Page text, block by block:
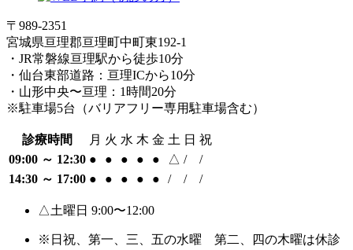
〒989-2351
宮城県亘理郡亘理町中町東192-1
・JR常磐線亘理駅から徒歩10分
・仙台東部道路：亘理ICから10分
・山形中央〜亘理：1時間20分
※駐車場5台（バリアフリー専用駐車場含む）
診療時間 月 火 水 木 金 土 日 祝
09:00 ～ 12:30 ● ● ● ● ● △ /
/
14:30 ～ 17:00 ● ● ● ● ● / / /
△土曜日 9:00〜12:00
※日祝、第一、三、五の水曜 第二、四の木曜は休診